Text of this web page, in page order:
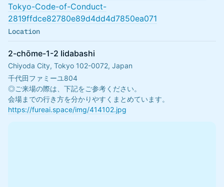
Tokyo-Code-of-Conduct-
2819ffdce82780e89d4dd4d7850ea071
Location
2-chōme-1-2 Iidabashi
Chiyoda City, Tokyo 102-0072, Japan
千代田ファミーユ804
◎ご来場の際は、下記をご参考ください。
会場までの行き方を分かりやすくまとめています。
https://fureai.space/img/414102.jpg